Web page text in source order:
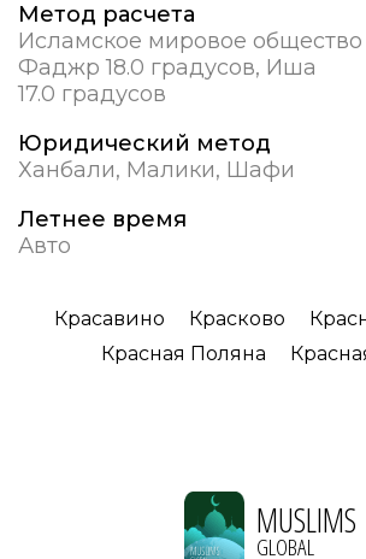
Метод расчета
Исламское мировое общество
Фаджр 18.0 градусов, Иша
17.0 градусов
Юридический метод
Ханбали, Малики, Шафи
Летнее время
Авто
Красавино Красково
Красная Поляна
MUSLIMS
GLOBAL